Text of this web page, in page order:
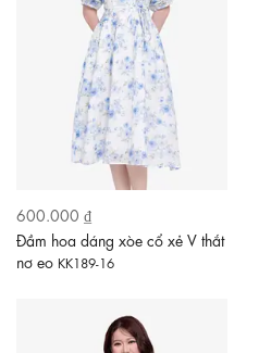
600.000 ₫
Đầm hoa dáng xòe cổ xẻ V thắt
nơ eo KK189-16